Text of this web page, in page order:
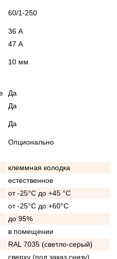
60/1-250
36 А
47 А
10 мм
Да
Да
Да
Опционально
клеммная колодка
естественное
от -25°C до +45 °C
от -25°C до +60°C
до 95%
в помещении
RAL 7035 (светло-серый)
сверху (под заказ снизу)